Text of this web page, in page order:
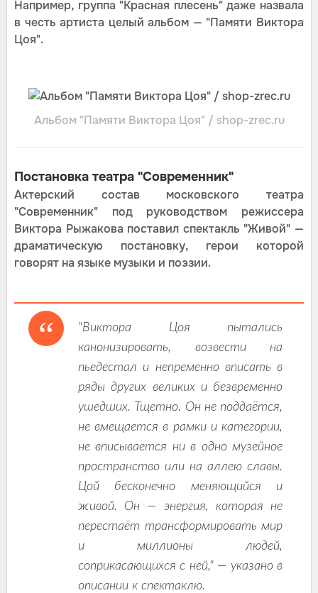
Например, группа "Красная плесень" даже назвала
в честь артиста целый альбом — "Памяти Виктора
Цоя".
Альбом "Памяти Виктора Цоя" / shop-zrec.ru
Постановка театра "Современник"
Актерский состав московского театра
"Современник" под руководством режиссера
Виктора Рыжакова поставил спектакль "Живой" —
драматическую постановку, герои которой
говорят на языке музыки и поэзии.
"Виктора Цоя пытались
канонизировать, возвести на
пьедестал и непременно вписать в
ряды других великих и безвременно
ушедших. Тщетно. Он не поддаётся,
не вмещается в рамки и категории,
не вписывается ни в одно музейное
пространство или на аллею славы.
Цой бесконечно меняющийся и
живой. Он — энергия, которая не
перестаёт трансформировать мир
и миллионы людей,
соприкасающихся с ней," — указано в
описании к спектаклю.